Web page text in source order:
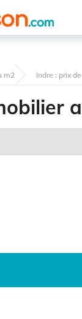
m2 Indre : prix